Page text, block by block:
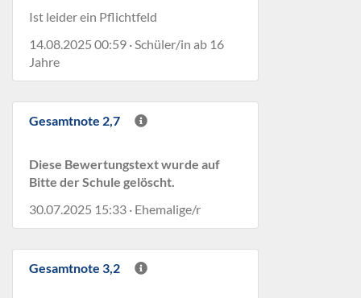
Ist leider ein Pflichtfeld
14.08.2025 00:59 · Schüler/in ab 16
Jahre
Gesamtnote 2,7
Diese Bewertungstext wurde auf
Bitte der Schule gelöscht.
30.07.2025 15:33 · Ehemalige/r
Gesamtnote 3,2